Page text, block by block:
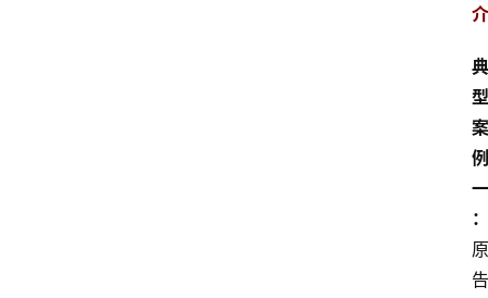
介
典
型
案
例
一
：
原
告